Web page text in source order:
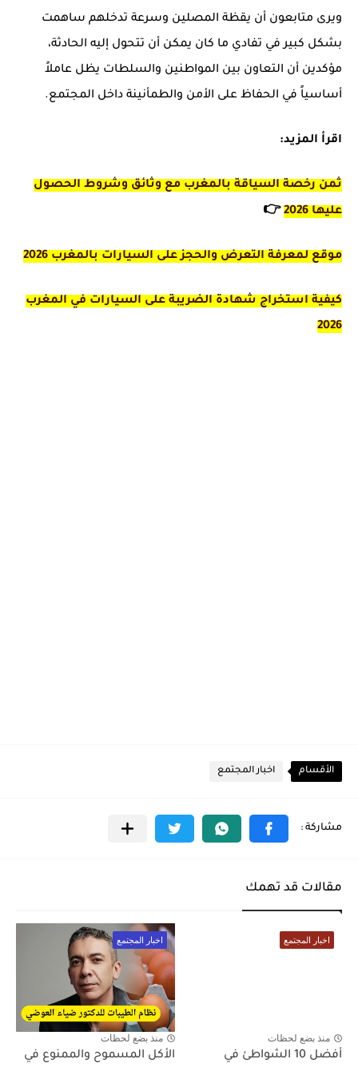
ويرى متابعون أن يقظة المصلين وسرعة تدخلهم ساهمت
بشكل كبير في تفادي ما كان يمكن أن تتحول إليه الحادثة،
مؤكدين أن التعاون بين المواطنين والسلطات يظل عاملاً
أساسياً في الحفاظ على الأمن والطمأنينة داخل المجتمع.
اقرأ المزيد:
ثمن رخصة السياقة بالمغرب مع وثائق وشروط الحصول
عليها 2026 👉
موقع لمعرفة التعرض والحجز على السيارات بالمغرب 2026
كيفية استخراج شهادة الضريبة على السيارات في المغرب
2026
الأقسام اخبار المجتمع
مقالات قد تهمك
اخبار المجتمع
منذ بضع لحظات
أفضل 10 الشواطئ في
اخبار المجتمع
منذ بضع لحظات
الأكل المسموح والممنوع في